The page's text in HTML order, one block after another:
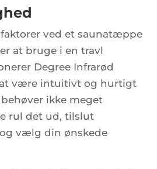
ved et saunatæppe
at bruge i en travl
Degree Infrarød
være intuitivt og hurtigt
ikke meget
rul det ud, tilslut
vælg din ønskede